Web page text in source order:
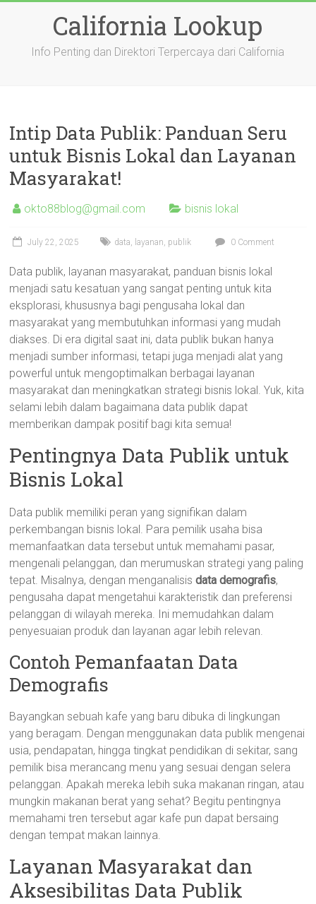
California Lookup
Info Penting dan Direktori Terpercaya dari California
Intip Data Publik: Panduan Seru
untuk Bisnis Lokal dan Layanan
Masyarakat!
okto88blog@gmail.com bisnis lokal
July 22, 2025 data, layanan, publik 0 Comment
Data publik, layanan masyarakat, panduan bisnis lokal
menjadi satu kesatuan yang sangat penting untuk kita
eksplorasi, khususnya bagi pengusaha lokal dan
masyarakat yang membutuhkan informasi yang mudah
diakses. Di era digital saat ini, data publik bukan hanya
menjadi sumber informasi, tetapi juga menjadi alat yang
powerful untuk mengoptimalkan berbagai layanan
masyarakat dan meningkatkan strategi bisnis lokal. Yuk, kita
selami lebih dalam bagaimana data publik dapat
memberikan dampak positif bagi kita semua!
Pentingnya Data Publik untuk
Bisnis Lokal
Data publik memiliki peran yang signifikan dalam
perkembangan bisnis lokal. Para pemilik usaha bisa
memanfaatkan data tersebut untuk memahami pasar,
mengenali pelanggan, dan merumuskan strategi yang paling
tepat. Misalnya, dengan menganalisisdata demografis,
pengusaha dapat mengetahui karakteristik dan preferensi
pelanggan di wilayah mereka. Ini memudahkan dalam
penyesuaian produk dan layanan agar lebih relevan.
Contoh Pemanfaatan Data
Demografis
Bayangkan sebuah kafe yang baru dibuka di lingkungan
yang beragam. Dengan menggunakan data publik mengenai
usia, pendapatan, hingga tingkat pendidikan di sekitar, sang
pemilik bisa merancang menu yang sesuai dengan selera
pelanggan. Apakah mereka lebih suka makanan ringan, atau
mungkin makanan berat yang sehat? Begitu pentingnya
memahami tren tersebut agar kafe pun dapat bersaing
dengan tempat makan lainnya.
Layanan Masyarakat dan
Aksesibilitas Data Publik